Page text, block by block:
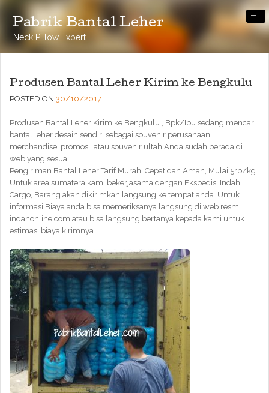
Pabrik Bantal Leher
Neck Pillow Expert
-
Produsen Bantal Leher Kirim ke Bengkulu
POSTED ON 30/10/2017
Produsen Bantal Leher Kirim ke Bengkulu , Bpk/Ibu sedang mencari
bantal leher desain sendiri sebagai souvenir perusahaan,
merchandise, promosi, atau souvenir ultah Anda sudah berada di
web yang sesuai.
Pengiriman Bantal Leher Tarif Murah, Cepat dan Aman, Mulai 5rb/kg.
Untuk area sumatera kami bekerjasama dengan Ekspedisi Indah
Cargo, Barang akan dikirimkan langsung ke tempat anda. Untuk
informasi Biaya anda bisa memeriksanya langsung di web resmi
indahonline.com atau bisa langsung bertanya kepada kami untuk
estimasi biaya kirimnya